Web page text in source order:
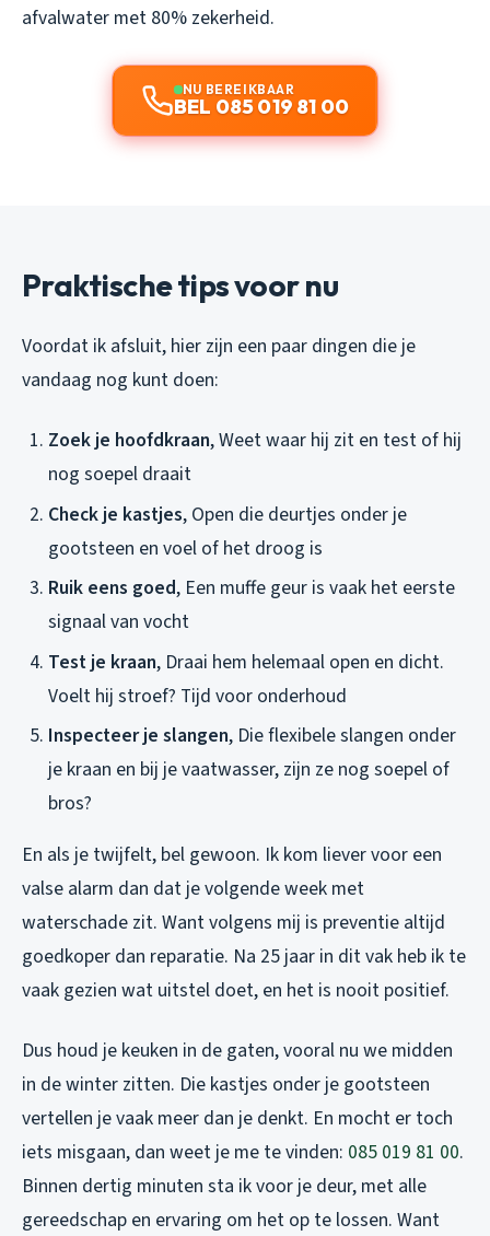
afvalwater met 80% zekerheid.
NU BEREIKBAAR
BEL 085 019 81 00
Praktische tips voor nu
Voordat ik afsluit, hier zijn een paar dingen die je
vandaag nog kunt doen:
Zoek je hoofdkraan, Weet waar hij zit en test of hij
nog soepel draait
Check je kastjes, Open die deurtjes onder je
gootsteen en voel of het droog is
Ruik eens goed, Een muffe geur is vaak het eerste
signaal van vocht
Test je kraan, Draai hem helemaal open en dicht.
Voelt hij stroef? Tijd voor onderhoud
Inspecteer je slangen, Die flexibele slangen onder
je kraan en bij je vaatwasser, zijn ze nog soepel of
bros?
En als je twijfelt, bel gewoon. Ik kom liever voor een
valse alarm dan dat je volgende week met
waterschade zit. Want volgens mij is preventie altijd
goedkoper dan reparatie. Na 25 jaar in dit vak heb ik te
vaak gezien wat uitstel doet, en het is nooit positief.
Dus houd je keuken in de gaten, vooral nu we midden
in de winter zitten. Die kastjes onder je gootsteen
vertellen je vaak meer dan je denkt. En mocht er toch
iets misgaan, dan weet je me te vinden: 085 019 81 00.
Binnen dertig minuten sta ik voor je deur, met alle
gereedschap en ervaring om het op te lossen. Want